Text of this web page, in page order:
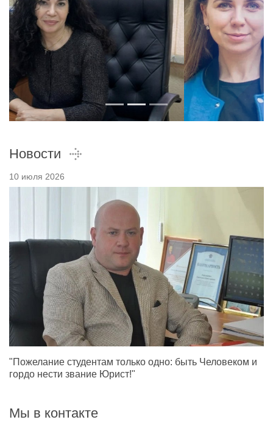
Новости
10 июля 2026
"Пожелание студентам только одно: быть Человеком и
гордо нести звание Юрист!"
Мы в контакте